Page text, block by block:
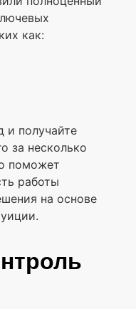
как:
и получайте
за несколько
поможет
работы
на основе